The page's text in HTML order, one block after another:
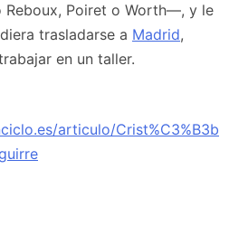
Reboux, Poiret o Worth—, y le
trasladarse a Madrid,
en un taller.
articulo/Crist%C3%B3b